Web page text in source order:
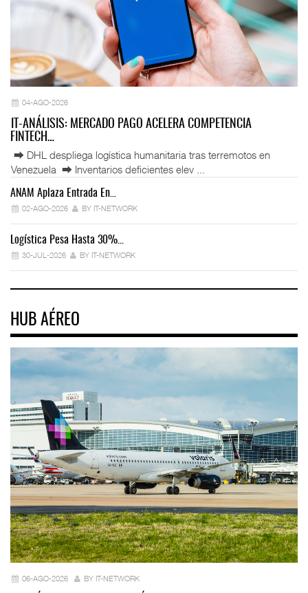
04-AGO-2026
IT-ANÁLISIS: MERCADO PAGO ACELERA COMPETENCIA
FINTECH…
⮕ DHL despliega logística humanitaria tras terremotos en
Venezuela ⮕ Inventarios deficientes elev ...
ANAM Aplaza Entrada En…
02-AGO-2026 BY IT-NETWORK
Logística Pesa Hasta 30%…
30-JUL-2026 BY IT-NETWORK
HUB AÉREO
06-AGO-2026 BY IT-NETWORK